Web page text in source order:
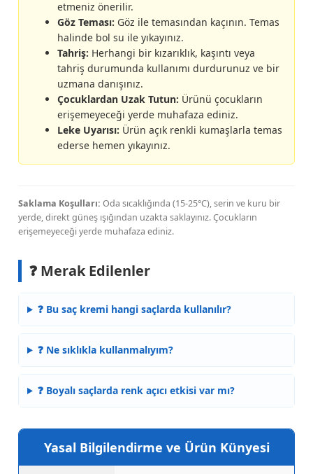
etmeniz önerilir.
Göz Teması: Göz ile temasından kaçının. Temas
halinde bol su ile yıkayınız.
Tahriş: Herhangi bir kızarıklık, kaşıntı veya
tahriş durumunda kullanımı durdurunuz ve bir
uzmana danışınız.
Çocuklardan Uzak Tutun: Ürünü çocukların
erişemeyeceği yerde muhafaza ediniz.
Leke Uyarısı: Ürün açık renkli kumaşlarla temas
ederse hemen yıkayınız.
Saklama Koşulları: Oda sıcaklığında (15-25°C), serin ve kuru bir
yerde, direkt güneş ışığından uzakta saklayınız. Çocukların
erişemeyeceği yerde muhafaza ediniz.
❓ Merak Edilenler
❓ Bu saç kremi hangi saçlarda kullanılır?
❓ Ne sıklıkla kullanmalıyım?
❓ Boyalı saçlarda renk açıcı etkisi var mı?
Yasal Bilgilendirme ve Ürün Künyesi